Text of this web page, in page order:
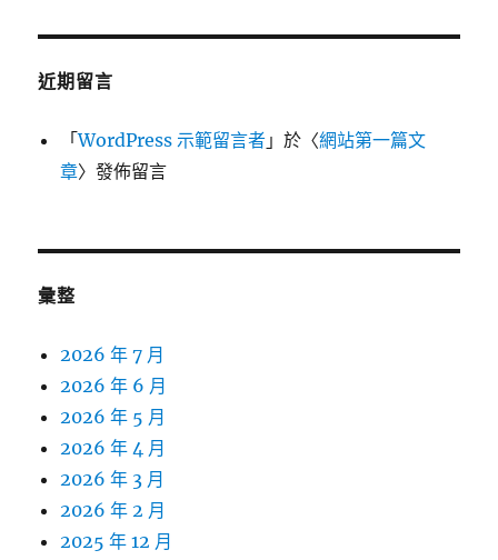
近期留言
「WordPress 示範留言者 」於〈網站第一篇文
章〉發佈留言
彙整
2026 年 7 月
2026 年 6 月
2026 年 5 月
2026 年 4 月
2026 年 3 月
2026 年 2 月
2025 年 12 月